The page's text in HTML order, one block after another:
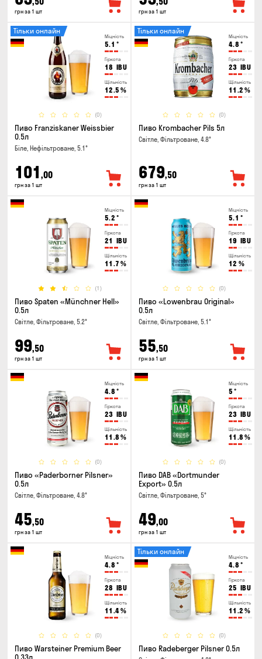
грн за 1 шт грн за 1 шт
Міцність
5.1 °
Гіркота
18 IBU
Щільність
12.5 %
(0)
Тільки онлайн
Пиво Franziskaner Weissbier
0.5л
Біле, Нефільтроване, 5.1°
101 ,00
грн за 1 шт
Міцність
4.8 °
Гіркота
23 IBU
Щільність
11.2 %
(0)
Тільки онлайн
Пиво Krombacher Pils 5л
Світле, Фільтроване, 4.8°
679,50
грн за 1 шт
Міцність
5.2 °
Гіркота
21 IBU
Щільність
11.7 %
(1)
Пиво Spaten «Münchner Hell»
0.5л
Світле, Фільтроване, 5.2°
99,50
грн за 1 шт
Міцність
5.1 °
Гіркота
19 IBU
Щільність
12 %
(0)
Пиво «Lowenbrau Original»
0.5л
Світле, Фільтроване, 5.1°
55,50
грн за 1 шт
Міцність
4.8 °
Гіркота
23 IBU
Щільність
11.8 %
(0)
Пиво «Paderborner Pilsner»
0.5л
Світле, Фільтроване, 4.8°
45,50
грн за 1 шт
Міцність
5 °
Гіркота
23 IBU
Щільність
11.8 %
(0)
Пиво DAB «Dortmunder
Export» 0.5л
Світле, Фільтроване, 5°
49,00
грн за 1 шт
Міцність
4.8 °
Гіркота
28 IBU
Щільність
11.4%
(0)
Пиво Warsteiner Premium Beer
Міцність
4.8 °
Гіркота
25 IBU
Щільність
11.2 %
(0)
Тільки онлайн
Пиво Radeberger Pilsner 0.5л